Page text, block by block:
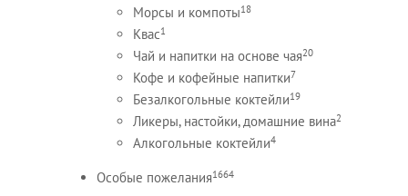
Морсы и компоты18
Квас1
Чай и напитки на основе чая20
Кофе и кофейные напитки7
Безалкогольные коктейли19
Ликеры, настойки, домашние вина2
Алкогольные коктейли4
Особые пожелания1664